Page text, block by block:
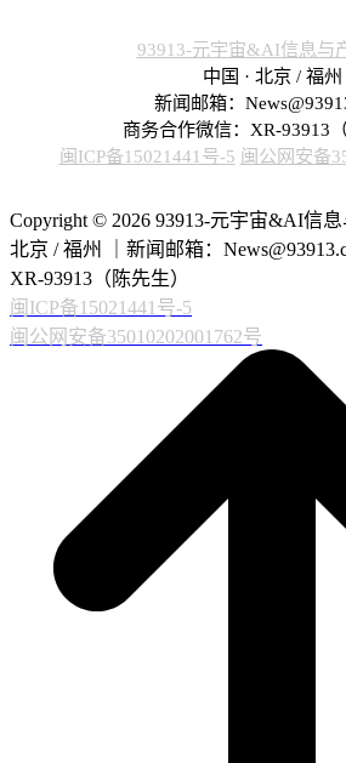
93913-元宇宙&AI信息与
中国 · 北京 / 福州
新闻邮箱：
商务合作微信：XR-93913
闽ICP备15021441号-5 闽公网安备
Copyright © 2026 93913-元宇宙&AI信
北京 / 福州 ｜新闻邮箱：
XR-93913（陈先生）
闽ICP备15021441号-5
闽公网安备35010202001762号